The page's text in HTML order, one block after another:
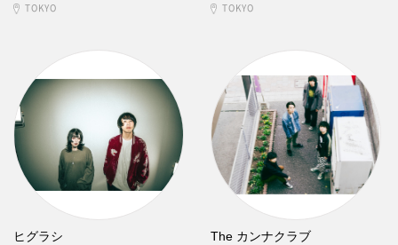
TOKYO TOKYO
ヒグラシ The カンナクラブ